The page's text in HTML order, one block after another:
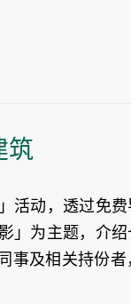
筑
活动，透过免
」为主题，介
事及相关持份